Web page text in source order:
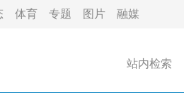
体育 专题 图片 融媒
站内检索